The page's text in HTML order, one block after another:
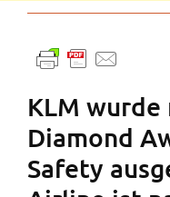
KLM wurde
Diamond
Safety